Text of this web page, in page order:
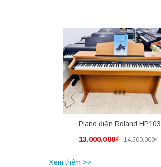
Piano điện Roland HP103
13.000.000₫ 14.500.000₫
Xem thêm >>